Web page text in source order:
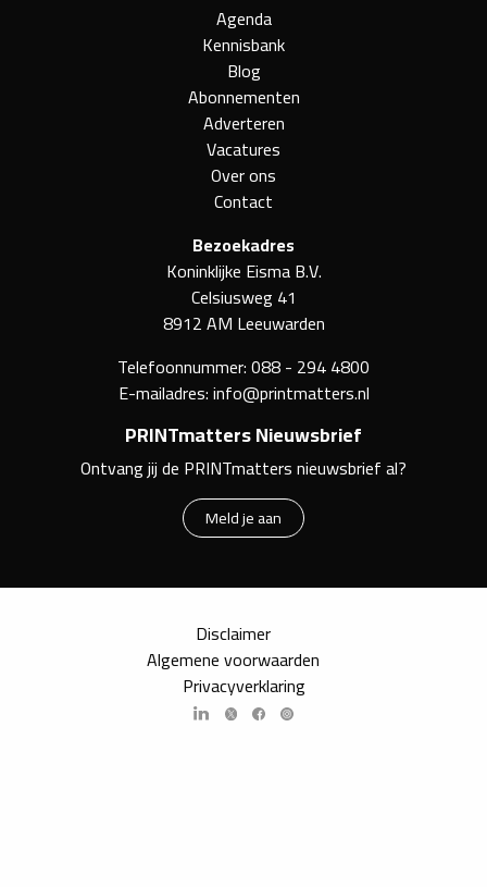
Agenda
Kennisbank
Blog
Abonnementen
Adverteren
Vacatures
Over ons
Contact
Bezoekadres
Koninklijke Eisma B.V.
Celsiusweg 41
8912 AM Leeuwarden
Telefoonnummer:088 - 294 4800
E-mailadres:info@printmatters.nl
PRINTmatters Nieuwsbrief
Ontvang jij de PRINTmatters nieuwsbrief al?
Meld je aan
Disclaimer
Algemene voorwaarden
Privacyverklaring